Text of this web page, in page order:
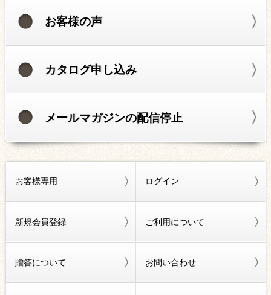
お客様の声
カタログ申し込み
メールマガジンの配信停止
お客様専用 ログイン
新規会員登録 ご利用について
贈答について お問い合わせ